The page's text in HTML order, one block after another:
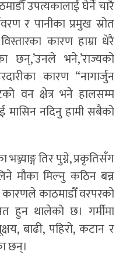
उपत्यकालाई घेर्ने चारै
र पानीका प्रमुख स्रोत
कारण हाम्रा धेरै
छन्,’उनले भने,’राज्यको
कारण “नागार्जुन
वन क्षेत्र भने हालसम्म
मासिन नदिनु हामी सबैको
तिर पुग्ने, प्रकृतिसँग
मौका मिल्नु कठिन बन्न
काठमाडौँ वरपरको
हुन थालेको छ। गर्मीमा
बाढी, पहिरो, कटान र
छन्।